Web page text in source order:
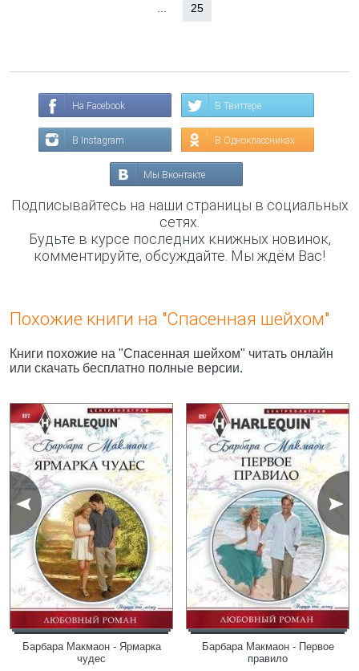
25
На Facebook В Твиттере
В Instagram В Одноклассниках
Мы Вконтакте
Подписывайтесь на наши страницы в социальных
сетях.
Будьте в курсе последних книжных новинок,
комментируйте, обсуждайте. Мы ждём Вас!
Похожие книги на "Спасенная шейхом"
Книги похожие на "Спасенная шейхом" читать онлайн
или скачать бесплатно полные версии.
Барбара Макмаон - Ярмарка
чудес
Барбара Макмаон - Первое
правило